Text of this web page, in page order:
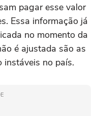
pagar esse valor
Essa informação já
no momento da
é ajustada são as
instáveis no país.